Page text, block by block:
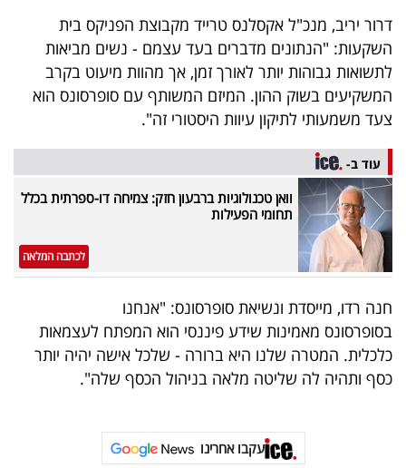
פרסמו
באייס
עקבו
אחרינו:
דרור יריב, מנכ"ל אקסלנס טרייד מקבוצת הפניקס בית
השקעות: "הנתונים מדברים בעד עצמם - נשים מביאות
לתשואות גבוהות יותר לאורך זמן, אך מהוות מיעוט בקרב
המשקיעים בשוק ההון. המיזם המשותף עם סופרסונס הוא
צעד משמעותי לתיקון עיוות היסטורי זה".
עוד ב-
וואן טכנולוגיות ברבעון חזק: צמיחה דו-ספרתית בכלל
תחומי הפעילות
לכתבה המלאה
חנה רדו, מייסדת ונשיאת סופרסונס: "אנחנו
בסופרסונס מאמינות שידע פיננסי הוא המפתח לעצמאות
כלכלית. המטרה שלנו היא ברורה - שלכל אישה יהיה יותר
כסף ותהיה לה שליטה מלאה בניהול הכסף שלה".
עקבו אחרינו